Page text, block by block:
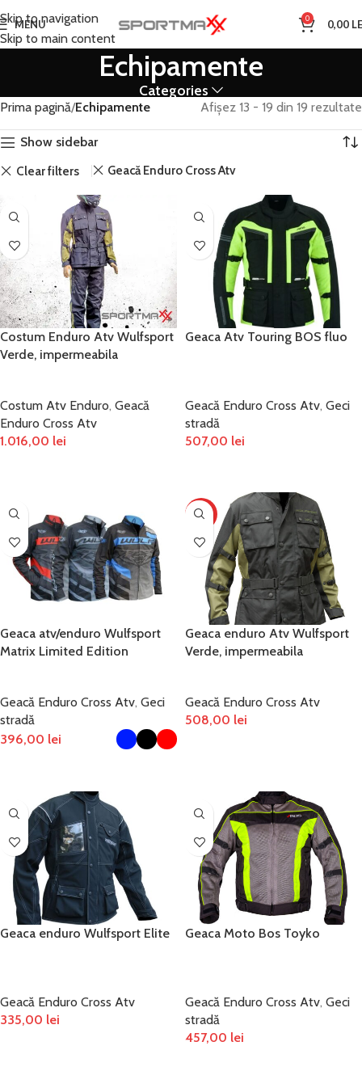
Skip to navigation
Skip to main content
MENU 0 0,00
Echipamente
Categories
Prima pagină Echipamente Afișez 13 - 19 din 19 rezultate
Show sidebar
Clear filters
Geacă Enduro Cross Atv
Costum Enduro Atv Wulfsport
Verde, impermeabila
Costum Atv Enduro, Geacă
Enduro Cross Atv
1.016,00 lei
Geaca Atv Touring BOS fluo
Geacă Enduro Cross Atv, Geci
stradă
507,00 lei
Geaca atv/enduro Wulfsport
Matrix Limited Edition
Geacă Enduro Cross Atv, Geci
stradă
396,00 lei
HOT
Geaca enduro Atv Wulfsport
Verde, impermeabila
Geacă Enduro Cross Atv
508,00 lei
Geaca enduro Wulfsport Elite
Geacă Enduro Cross Atv
335,00 lei
Geaca Moto Bos Toyko
Geacă Enduro Cross Atv, Geci
stradă
457,00 lei